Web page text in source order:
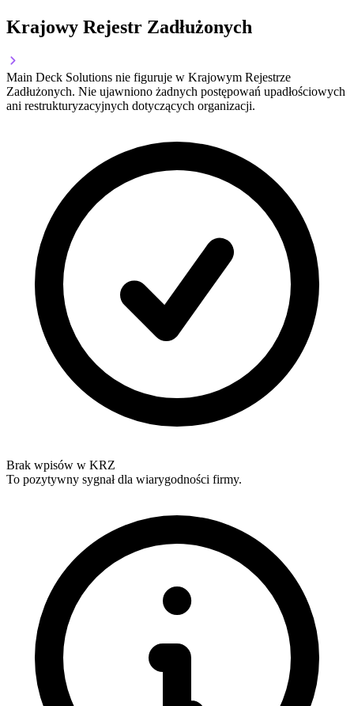
Krajowy Rejestr Zadłużonych
Main Deck Solutions nie figuruje w Krajowym Rejestrze
Zadłużonych. Nie ujawniono żadnych postępowań upadłościowych
ani restrukturyzacyjnych dotyczących organizacji.
Brak wpisów w KRZ
To pozytywny sygnał dla wiarygodności firmy.